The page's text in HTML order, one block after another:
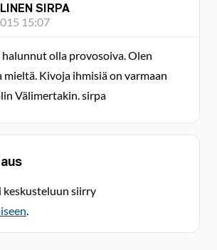
SIRPA
15:07
olla provosoiva. Olen
mieltä. Kivoja ihmisiä on varmaan
Välimertakin. sirpa
keskusteluun siirry
.